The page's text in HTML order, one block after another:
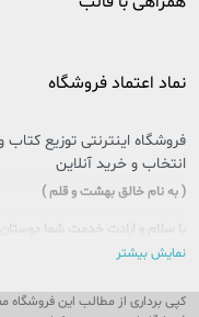
نماد اعتماد فروشگاه
فروشگاه اینترنتی توزیع
انتخاب و خرید آنلاین
( به نام خالق بهشت و قلم )
با سلام و ارادت خدمت شما دوستان
خصوص مطالعه و کتابخوانی، پا به
نمایش بیشتر
کپی برداری از مطالب این